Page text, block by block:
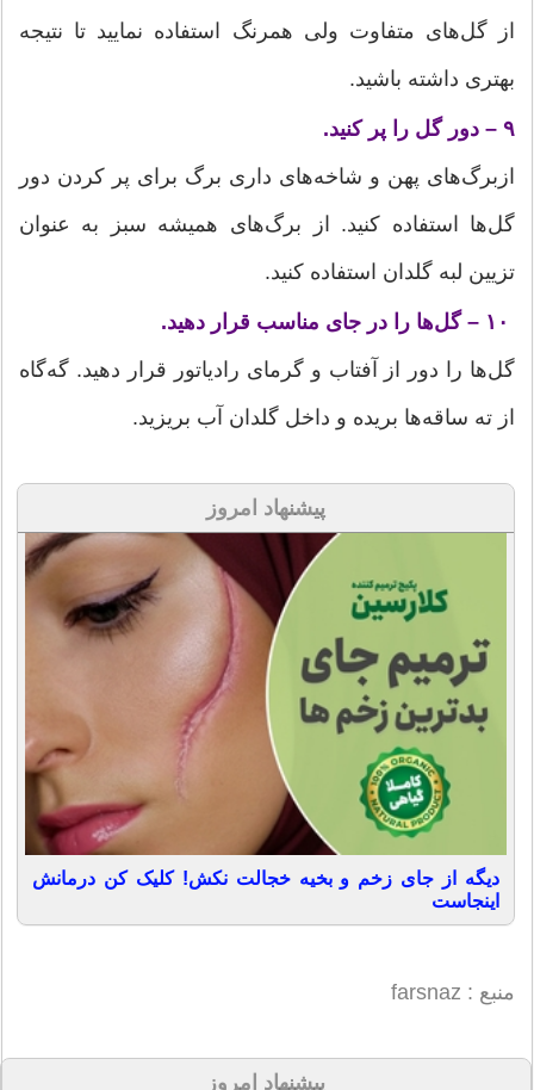
از گل‌های متفاوت ولی همرنگ استفاده نمایید تا نتیجه
بهتری داشته باشید.
۹ – دور گل را پر کنید.
ازبرگ‌های پهن و شاخه‌های داری برگ برای پر کردن دور
گل‌ها استفاده کنید. از برگ‌های همیشه سبز به عنوان
تزیین لبه گلدان استفاده کنید.
۱۰ – گل‌ها را در جای مناسب قرار دهید.
گل‌ها را دور از آفتاب و گرمای رادیاتور قرار دهید. گه‌گاه
از ته ساقه‌ها بریده و داخل گلدان آب بریزید.
پیشنهاد امروز
دیگه از جای زخم و بخیه خجالت نکش! کلیک کن درمانش
اینجاست
منبع : farsnaz
پیشنهاد امروز